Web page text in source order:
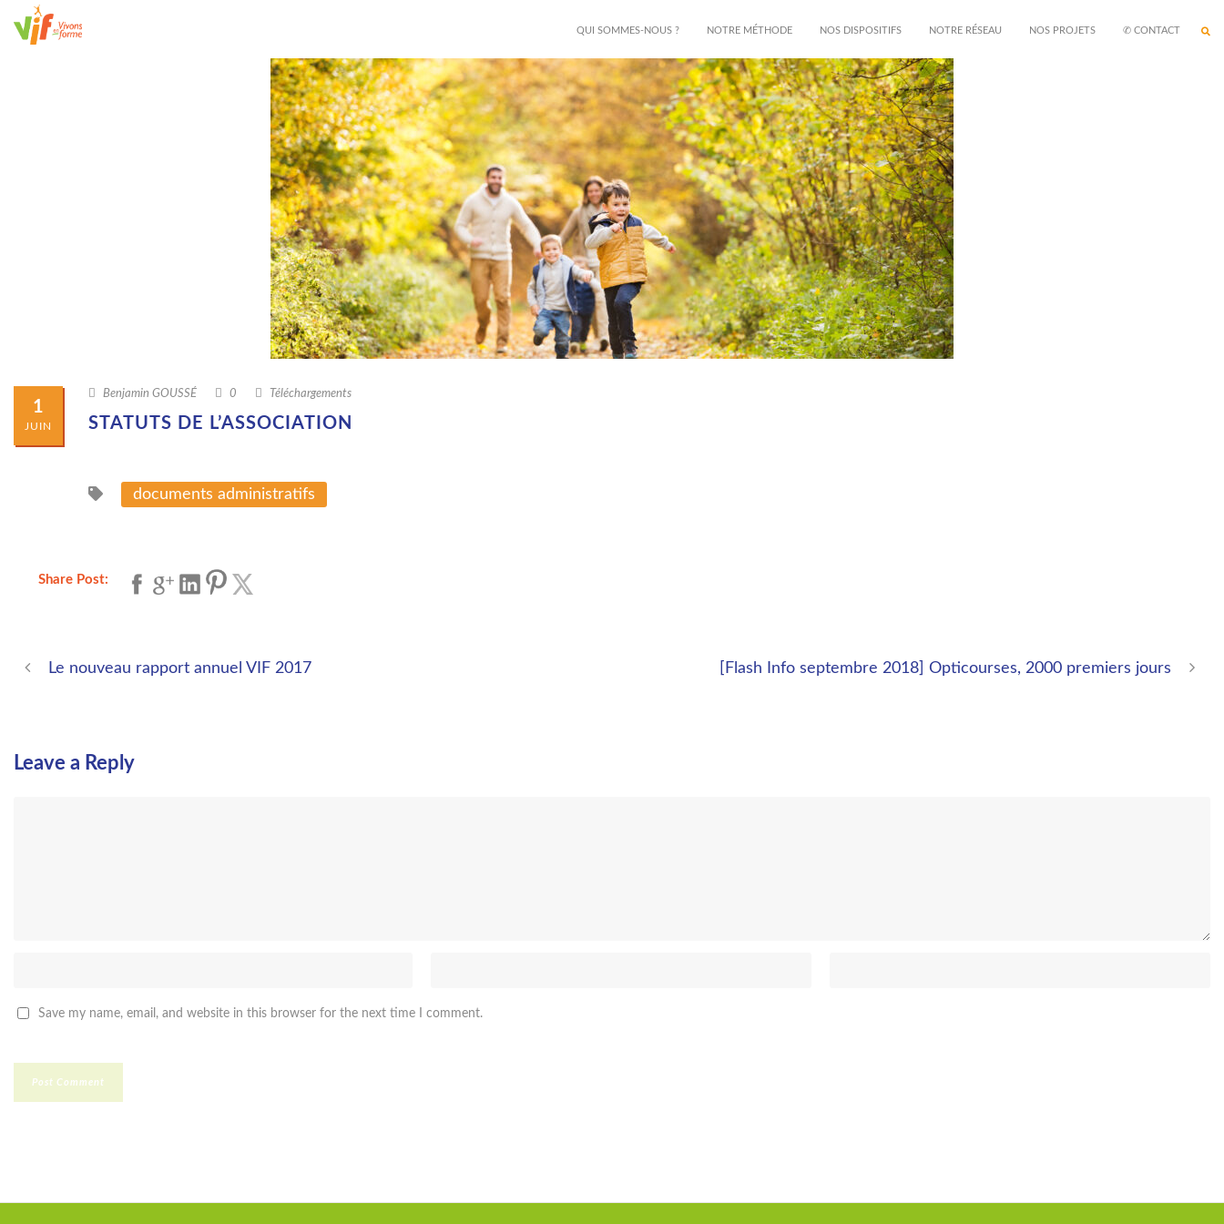
QUI SOMMES-NOUS ? NOTRE MÉTHODE NOS DISPOSITIFS NOTRE RÉSEAU NOS PROJETS ✆ CONTACT
1
JUIN
Benjamin GOUSSÉ 0 Téléchargements
STATUTS DE L’ASSOCIATION
documents administratifs
Share Post:
Le nouveau rapport annuel VIF 2017 [Flash Info septembre 2018] Opticourses, 2000 premiers jours
Leave a Reply
Save my name, email, and website in this browser for the next time I comment.